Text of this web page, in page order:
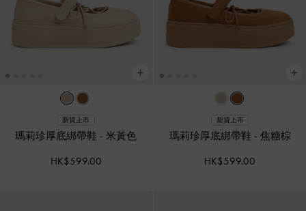
新貨上市
瑪莉珍厚底綁帶鞋 -米黃色
HK$599.00
新貨上市
瑪莉珍厚底綁帶鞋 - 焦糖棕
HK$599.00